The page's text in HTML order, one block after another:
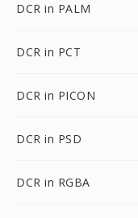
DCR in PALM
DCR in PCT
DCR in PICON
DCR in PSD
DCR in RGBA